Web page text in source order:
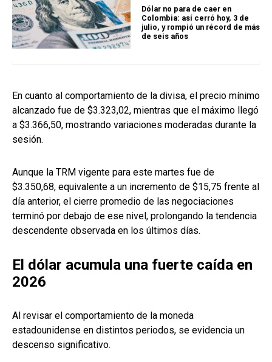
Dólar no para de caer en
Colombia: así cerró hoy, 3 de
julio, y rompió un récord de más
de seis años
En cuanto al comportamiento de la divisa, el precio mínimo
alcanzado fue de $3.323,02, mientras que el máximo llegó
a $3.366,50, mostrando variaciones moderadas durante la
sesión.
Aunque la TRM vigente para este martes fue de
$3.350,68, equivalente a un incremento de $15,75 frente al
día anterior, el cierre promedio de las negociaciones
terminó por debajo de ese nivel, prolongando la tendencia
descendente observada en los últimos días.
El dólar acumula una fuerte caída en
2026
Al revisar el comportamiento de la moneda
estadounidense en distintos periodos, se evidencia un
descenso significativo.